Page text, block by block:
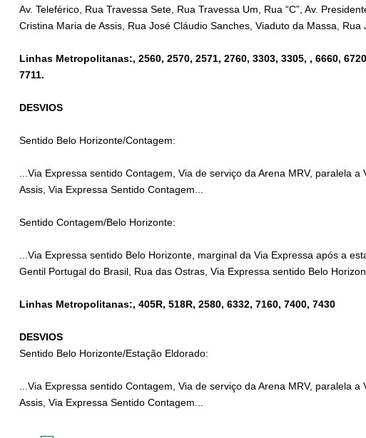
Av. Teleférico, Rua Travessa Sete, Rua Travessa Um, Rua “C”, Av.
Cristina Maria de Assis, Rua José Cláudio Sanches, Viaduto da Massa, Rua
Linhas Metropolitanas:, 2560, 2570, 2571, 2760, 3303, 3305, , 6660,
7711.
DESVIOS
Sentido Belo Horizonte/Contagem:
...Via Expressa sentido Contagem, Via de serviço da Arena MRV, paralela
Assis, Via Expressa Sentido Contagem...
Sentido Contagem/Belo Horizonte:
...Via Expressa sentido Belo Horizonte, marginal da Via Expressa após a
Gentil Portugal do Brasil, Rua das Ostras, Via Expressa sentido Belo
Linhas Metropolitanas:, 405R, 518R, 2580, 6332, 7160, 7400, 7430
DESVIOS
Sentido Belo Horizonte/Estação Eldorado:
...Via Expressa sentido Contagem, Via de serviço da Arena MRV, paralela
Assis, Via Expressa Sentido Contagem...